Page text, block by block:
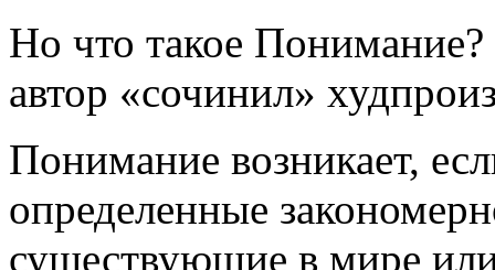
Но что такое Понимание?
автор «сочинил»
Понимание возникает,
определенные
существующие в мире